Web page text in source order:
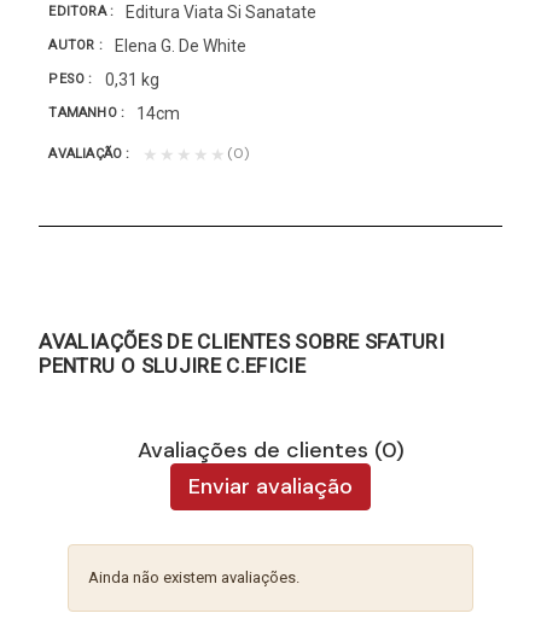
EDITORA Editura Viata Si Sanatate
AUTOR Elena G. De White
PESO 0,31 kg
TAMANHO 14cm
AVALIAÇÃO ★★★★★ (0)
AVALIAÇÕES DE CLIENTES SOBRE SFATURI
PENTRU O SLUJIRE C.EFICIE
Avaliações de clientes (0)
Enviar avaliação
Ainda não existem avaliações.